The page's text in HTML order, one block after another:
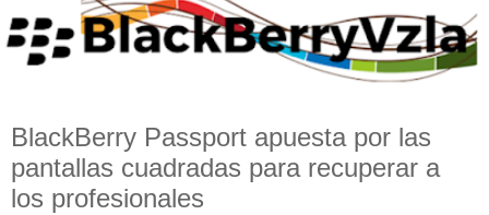
BlackBerry Passport apuesta por las
pantallas cuadradas para recuperar a
los profesionales